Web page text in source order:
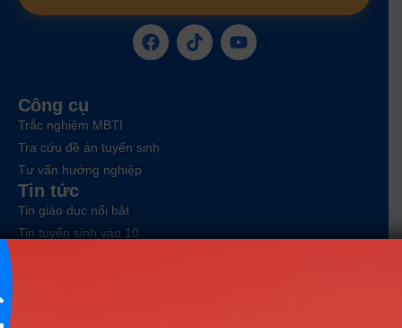
Công cụ
Trắc nghiệm MBTI
Tra cứu đề án tuyển sinh
Tư vấn hướng nghiệp
Tin tức
Tin giáo dục nổi bật
Tin tuyển sinh vào 10